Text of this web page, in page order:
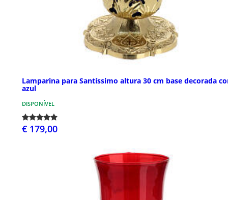
Lamparina para Santíssimo altura 30 cm base decorada
azul
DISPONÍVEL
€ 179,00